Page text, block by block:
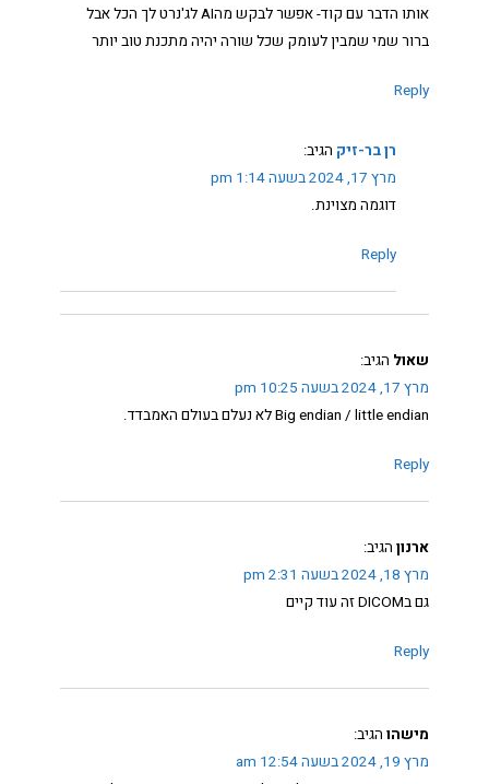
אותו הדבר עם קוד- אפשר לבקש מהAI לג'נרט לך הכל אבל
ברור שמי שמבין לעומק שכל שורה יהיה מתכנת טוב יותר
Reply
רן בר-זיק הגיב:
מרץ 17, 2024 בשעה 1:14 pm
דוגמה מצוינת.
Reply
שאול הגיב:
מרץ 17, 2024 בשעה 10:25 pm
Big endian / little endian לא נעלם בעולם האמבדד.
Reply
ארנון הגיב:
מרץ 18, 2024 בשעה 2:31 pm
גם בDICOM זה עוד קיים
Reply
מישהו הגיב:
מרץ 19, 2024 בשעה 12:54 am